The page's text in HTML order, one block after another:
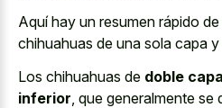
Aquí hay un resumen rápido
chihuahuas de una sola capa
Los chihuahuas de doble
inferior , que generalmente